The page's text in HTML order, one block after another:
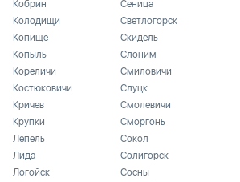
Кобрин
Колодищи
Копище
Копыль
Кореличи
Костюковичи
Кричев
Крупки
Лепель
Лида
Логойск
Сеница
Светлогорск
Скидель
Слоним
Смиловичи
Слуцк
Смолевичи
Сморгонь
Сокол
Солигорск
Сосны